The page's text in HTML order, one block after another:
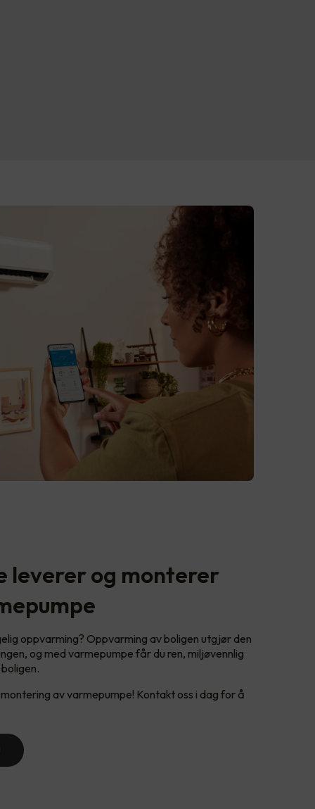
leverer og monterer
oppvarming? Oppvarming av boligen utgjør den
og med varmepumpe får du ren, miljøvennlig
av varmepumpe! Kontakt oss i dag for å